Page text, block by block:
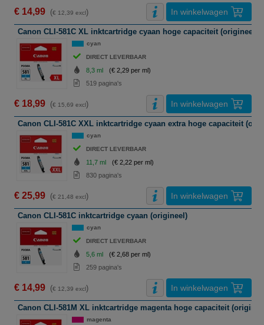
€ 14,99 (€ 12,39 excl) In winkelwagen
Canon CLI-581C XL inktcartridge cyaan hoge capaciteit (origineel)
cyan
DIRECT LEVERBAAR
8,3 ml
(€ 2,29 per ml)
519 pagina's
€ 18,99 (€ 15,69 excl) In winkelwagen
Canon CLI-581C XXL inktcartridge cyaan extra hoge capaciteit
cyan
DIRECT LEVERBAAR
11,7 ml
(€ 2,22 per ml)
830 pagina's
€ 25,99 (€ 21,48 excl) In winkelwagen
Canon CLI-581C inktcartridge cyaan (origineel)
cyan
DIRECT LEVERBAAR
5,6 ml
(€ 2,68 per ml)
259 pagina's
€ 14,99 (€ 12,39 excl) In winkelwagen
Canon CLI-581M XL inktcartridge magenta hoge capaciteit
magenta